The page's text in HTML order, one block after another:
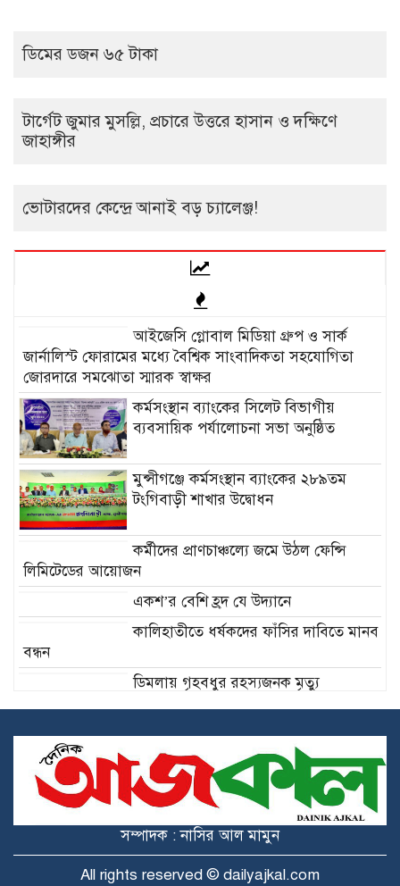
ডিমের ডজন ৬৫ টাকা
টার্গেট জুমার মুসল্লি, প্রচারে উত্তরে হাসান ও দক্ষিণে
জাহাঙ্গীর
ভোটারদের কেন্দ্রে আনাই বড় চ্যালেঞ্জ!
আইজেসি গ্লোবাল মিডিয়া গ্রুপ ও সার্ক
জার্নালিস্ট ফোরামের মধ্যে বৈশ্বিক সাংবাদিকতা সহযোগিতা
জোরদারে সমঝোতা স্মারক স্বাক্ষর
কর্মসংস্থান ব্যাংকের সিলেট বিভাগীয়
ব্যবসায়িক পর্যালোচনা সভা অনুষ্ঠিত
মুন্সীগঞ্জে কর্মসংস্থান ব্যাংকের ২৮৯তম
টংগিবাড়ী শাখার উদ্বোধন
কর্মীদের প্রাণচাঞ্চল্যে জমে উঠল ফেন্সি
লিমিটেডের আয়োজন
একশ’র বেশি হ্রদ যে উদ্যানে
কালিহাতীতে ধর্ষকদের ফাঁসির দাবিতে মানব
বন্ধন
ডিমলায় গৃহবধুর রহস্যজনক মৃত্যু
মুঠোফোন নিয়ে দ্বন্দ্বে ছোট ভাইয়ের হাতে
বড় ভাই খুন
সিটি নির্বাচন নিয়ে মাথা ব্যাথা নেই
বিএনপির!
কক্সবাজার ও কুমিল্লায় ‘বন্দুকযুদ্ধে’ নিহত ২
সম্পাদক : নাসির আল মামুন
All rights reserved © dailyajkal.com